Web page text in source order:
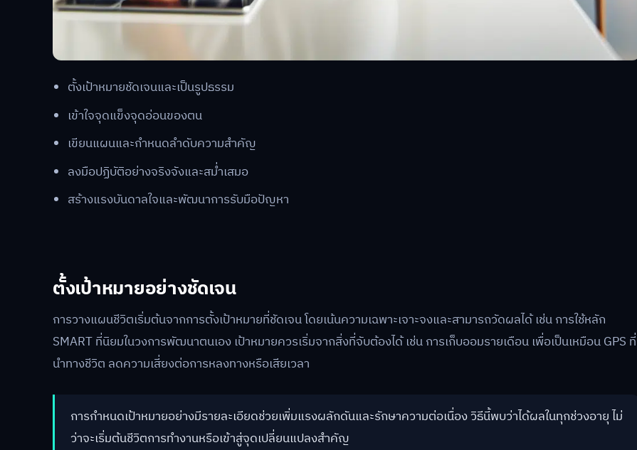
ตั้งเป้าหมายชัดเจนและเป็นรูปธรรม
เข้าใจจุดแข็งจุดอ่อนของตน
เขียนแผนและกำหนดลำดับความสำคัญ
ลงมือปฏิบัติอย่างจริงจังและสม่ำเสมอ
สร้างแรงบันดาลใจและพัฒนาการรับมือปัญหา
ตั้งเป้าหมายอย่างชัดเจน
การวางแผนชีวิตเริ่มต้นจากการตั้งเป้าหมายที่ชัดเจน โดยเน้นความเฉพาะเจาะจงและสามารถวัดผลได้ เช่น การใช้หลัก
SMART ที่นิยมในวงการพัฒนาตนเอง เป้าหมายควรเริ่มจากสิ่งที่จับต้องได้ เช่น การเก็บออมรายเดือน เพื่อเป็นเหมือน GPS ที่
นำทางชีวิต ลดความเสี่ยงต่อการหลงทางหรือเสียเวลา
การกำหนดเป้าหมายอย่างมีรายละเอียดช่วยเพิ่มแรงผลักดันและรักษาความต่อเนื่อง วิธีนี้พบว่าได้ผลในทุกช่วงอายุ ไม่
ว่าจะเริ่มต้นชีวิตการทำงานหรือเข้าสู่จุดเปลี่ยนแปลงสำคัญ